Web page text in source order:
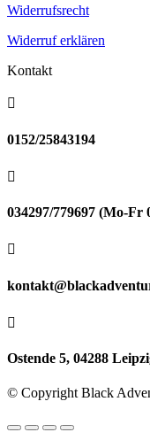
Widerrufsrecht
Widerruf erklären
Kontakt

0152/25843194

034297/779697 (Mo-Fr


Ostende 5, 04288
© Copyright Black